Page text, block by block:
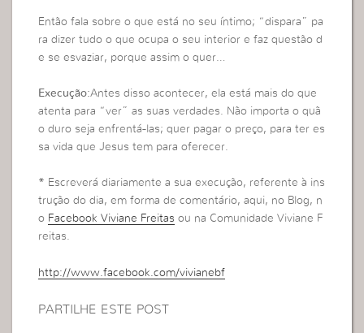
Então fala sobre o que está no seu íntimo; “dispara” pa
ra dizer tudo o que ocupa o seu interior e faz questão d
e se esvaziar, porque assim o quer…
Execução:Antes disso acontecer, ela está mais do que
atenta para “ver” as suas verdades. Não importa o quã
o duro seja enfrentá-las; quer pagar o preço, para ter es
sa vida que Jesus tem para oferecer.
* Escreverá diariamente a sua execução, referente à ins
trução do dia, em forma de comentário, aqui, no Blog, n
o Facebook Viviane Freitas ou na Comunidade Viviane F
reitas.
http://www.facebook.com/vivianebf
PARTILHE ESTE POST